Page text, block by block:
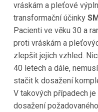
vráskám a pleťové
transformační účinky
Pacienti ve věku 30 a
proti vráskám a
zlepšit jejich vzhled.
40 letech a dále,
stačit k dosažení
V takových případech
dosažení